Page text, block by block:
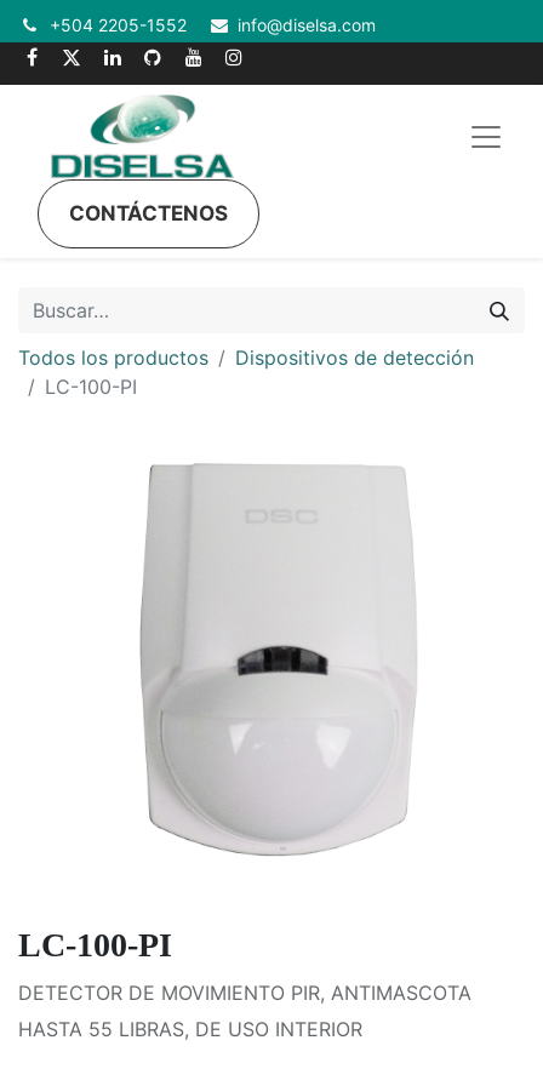
+504 2205-1552 info@diselsa.com
CONTÁCTENOS
Todos los productos
Dispositivos de detección
LC-100-PI
LC-100-PI
DETECTOR DE MOVIMIENTO PIR, ANTIMASCOTA
HASTA 55 LIBRAS, DE USO INTERIOR